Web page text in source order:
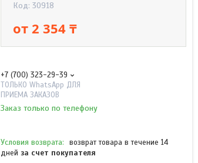
Код: 30918
от 2 354 ₸
+7 (700) 323-29-39
ТОЛЬКО WhatsApp ДЛЯ
ПРИЕМА ЗАКАЗОВ
Заказ только по телефону
возврат товара в течение 14
дней за счет покупателя